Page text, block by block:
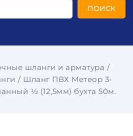
ПОИСК
шланги и арматура
Шланг ПВХ Метеор 3-
½ (12,5мм) бухта 50м.